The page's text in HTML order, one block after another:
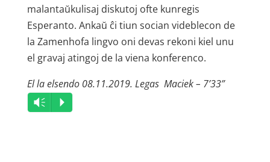
malantaŭkulisaj diskutoj ofte kunregis
Esperanto. Ankaŭ ĉi tiun socian videblecon de
la Zamenhofa lingvo oni devas rekoni kiel unu
el gravaj atingoj de la viena konferenco.
El la elsendo 08.11.2019. Legas Maciek – 7’33”
Audio
Player
Vm P